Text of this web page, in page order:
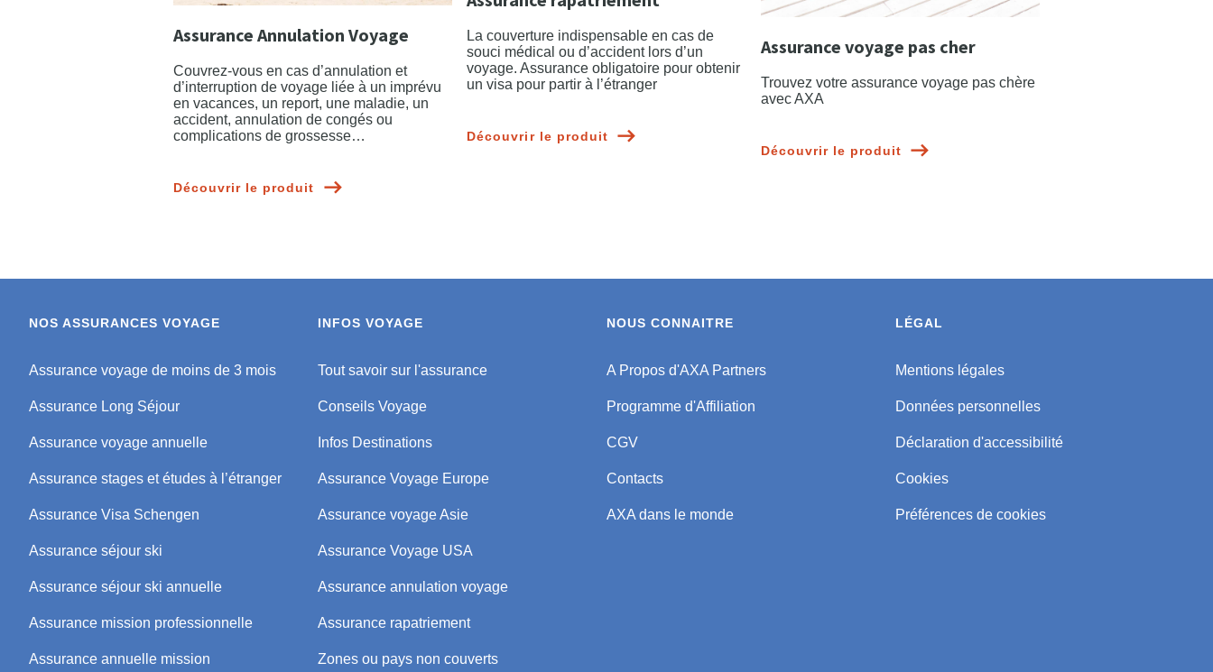
Assurance Annulation Voyage
Couvrez-vous en cas d’annulation et
d’interruption de voyage liée à un imprévu
en vacances, un report, une maladie, un
accident, annulation de congés ou
complications de grossesse…
Découvrir le produit
La couverture indispensable en cas de
souci médical ou d’accident lors d’un
voyage. Assurance obligatoire pour obtenir
un visa pour partir à l’étranger
Découvrir le produit
Assurance voyage pas cher
Trouvez votre assurance voyage pas chère
avec AXA
Découvrir le produit
NOS ASSURANCES VOYAGE
Assurance voyage de moins de 3 mois
Assurance Long Séjour
Assurance voyage annuelle
Assurance stages et études à l’étranger
Assurance Visa Schengen
Assurance séjour ski
Assurance séjour ski annuelle
Assurance mission professionnelle
Assurance annuelle mission
INFOS VOYAGE
Tout savoir sur l'assurance
Conseils Voyage
Infos Destinations
Assurance Voyage Europe
Assurance voyage Asie
Assurance Voyage USA
Assurance annulation voyage
Assurance rapatriement
Zones ou pays non couverts
NOUS CONNAITRE
A Propos d'AXA Partners
Programme d'Affiliation
CGV
Contacts
AXA dans le monde
LÉGAL
Mentions légales
Données personnelles
Déclaration d'accessibilité
Cookies
Préférences de cookies